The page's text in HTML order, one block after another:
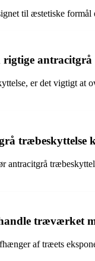
til æstetiske
er det vigtigt at
træbeskyttelse
antracitgrå
træværket
af træets